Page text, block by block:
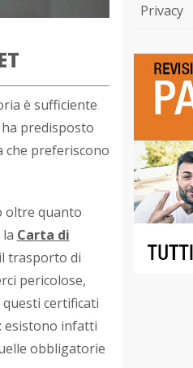
è sufficiente
predisposto
preferiscono
oltre quanto
Carta di
trasporto di
pericolose,
certificati
esistono infatti
obbligatorie
Privacy